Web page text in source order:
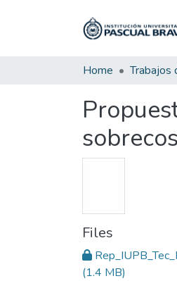
Home Trabajos
Files
(1.4 MB)